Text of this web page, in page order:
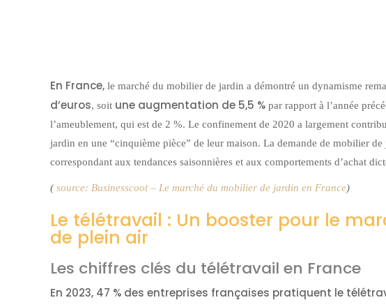
En France, le marché du mobilier de jardin a démontré un dynamisme
d’euros, soit une augmentation de 5,5 % par rapport à l’année
l’ameublement, qui est de 2 %. Le confinement de 2020 a largement
jardin en une “cinquième pièce” de leur maison. La demande de mobilier
correspondant aux tendances saisonnières et aux comportements d’achat
(source: Businesscoot – Le marché du mobilier de jardin en France)
Le télétravail : Un booster pour le
de plein air
Les chiffres clés du télétravail en France
En 2023, 47 % des entreprises françaises pratiquent le